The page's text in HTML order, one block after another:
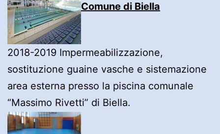
Comune di Biella
2018-2019 Impermeabilizzazione,
sostituzione guaine vasche e sistemazione
area esterna presso la piscina comunale
“Massimo Rivetti” di Biella.